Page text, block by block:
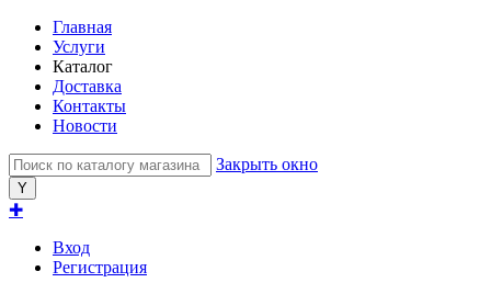
Главная
Услуги
Каталог
Доставка
Контакты
Новости
Закрыть окно
✚
Вход
Регистрация